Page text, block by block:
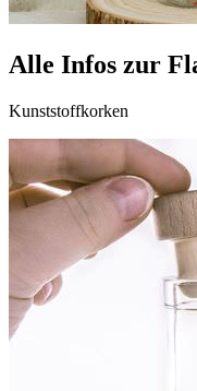
Alle Infos zur
Kunststoffkorken